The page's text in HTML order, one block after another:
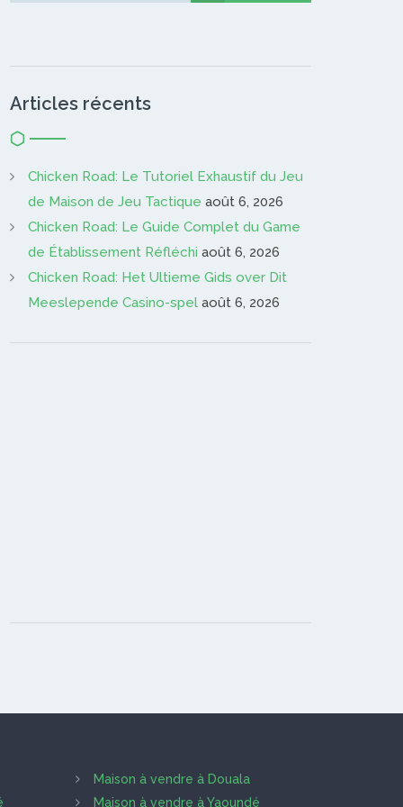
Articles récents
Chicken Road: Le Tutoriel Exhaustif du Jeu
de Maison de Jeu Tactique août 6, 2026
Chicken Road: Le Guide Complet du Game
de Établissement Réfléchi août 6, 2026
Chicken Road: Het Ultieme Gids over Dit
Meeslepende Casino-spel août 6, 2026
Maison à vendre à Douala
Maison à vendre à Yaoundé